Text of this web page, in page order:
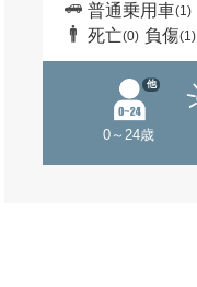
普通乗用車(1)
死亡(0) 負傷(1)
0～24歳
他